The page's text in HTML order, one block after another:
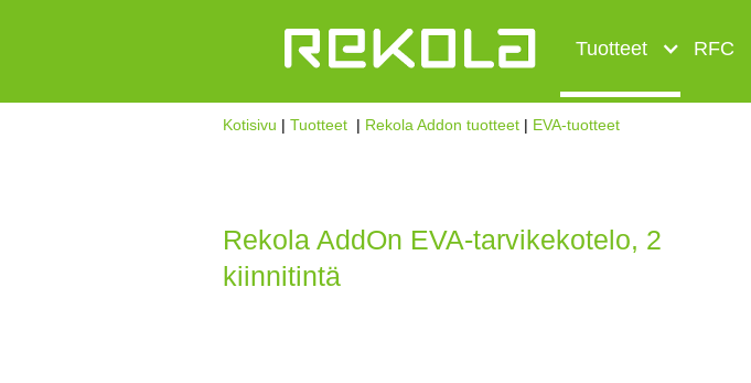
Tuotteet RFC
Kotisivu | Tuotteet | Rekola Addon tuotteet | EVA-tuotteet
Rekola AddOn EVA-tarvikekotelo, 2
kiinnitintä